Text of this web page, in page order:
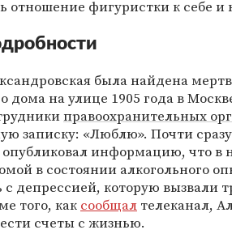
отношение фигуристки к себе и
была найдена
дома на улице 1905 года в
правоохранительных
записку: «Люблю». Почти
опубликовал информацию, что в
в состоянии алкогольного
с депрессией, которую вызвали
того, как сообщал телеканал,
счеты с жизнью.